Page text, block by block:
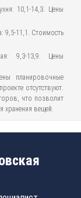
10,1-14,3. Цены
9,5-11,1. Стоимость
9,3-13,9. Цены
планировочные
отсутствуют.
что позволит
хранения вещей.